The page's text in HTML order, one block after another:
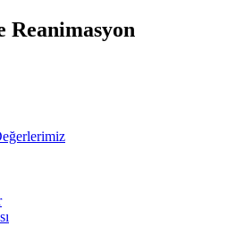
Reanimasyon